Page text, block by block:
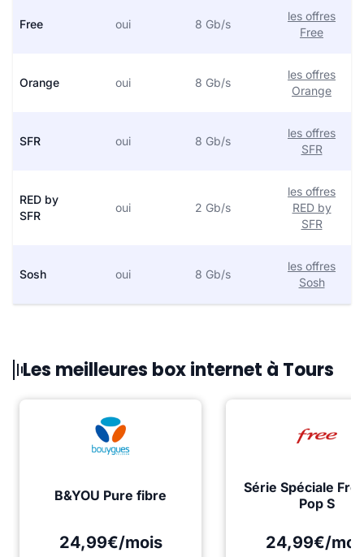
Free oui 8 Gb/s
les offres
Free
Orange oui 8 Gb/s
les offres
Orange
SFR oui 8 Gb/s
les offres
SFR
RED by
SFR
oui 2 Gb/s
les offres
RED by
SFR
Sosh oui 8 Gb/s
les offres
Sosh
Les meilleures box internet à Tours
B&YOU Pure fibre
24,99€/mois
Série Spéciale
Pop S
24,99€/